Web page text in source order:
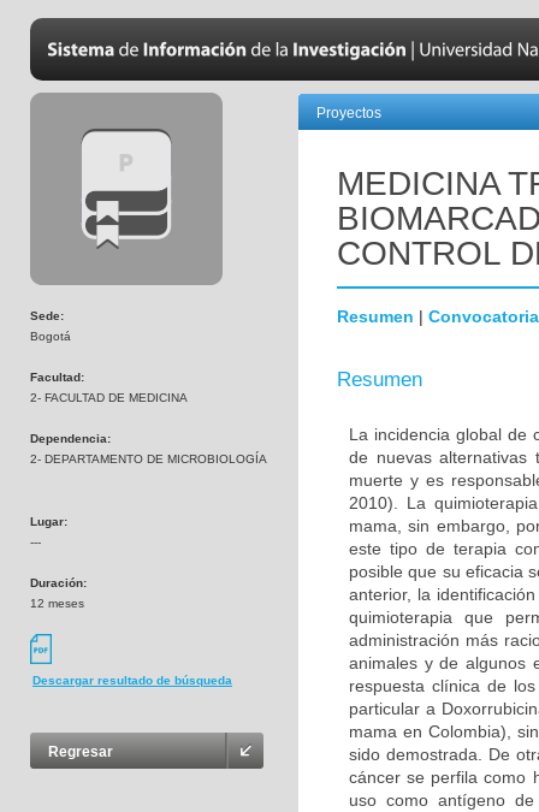
Sede:
Bogotá
Facultad:
2- FACULTAD DE MEDICINA
Dependencia:
2- DEPARTAMENTO DE MICROBIOLOGÍA
Lugar:
---
Duración:
12 meses
Descargar resultado de búsqueda
Regresar
Proyectos
MEDICINA
CONTROL
Resumen | Convocatoria
Resumen
La incidencia global de
de nuevas alternativas
muerte y es
2010). La
mama, sin embargo,
este tipo de terapia
posible que su eficacia
anterior, la
quimioterapia que
administración más
animales y de algunos
respuesta clínica de
particular a
mama en Colombia),
sido demostrada. De
cáncer se perfila como
uso como antígeno